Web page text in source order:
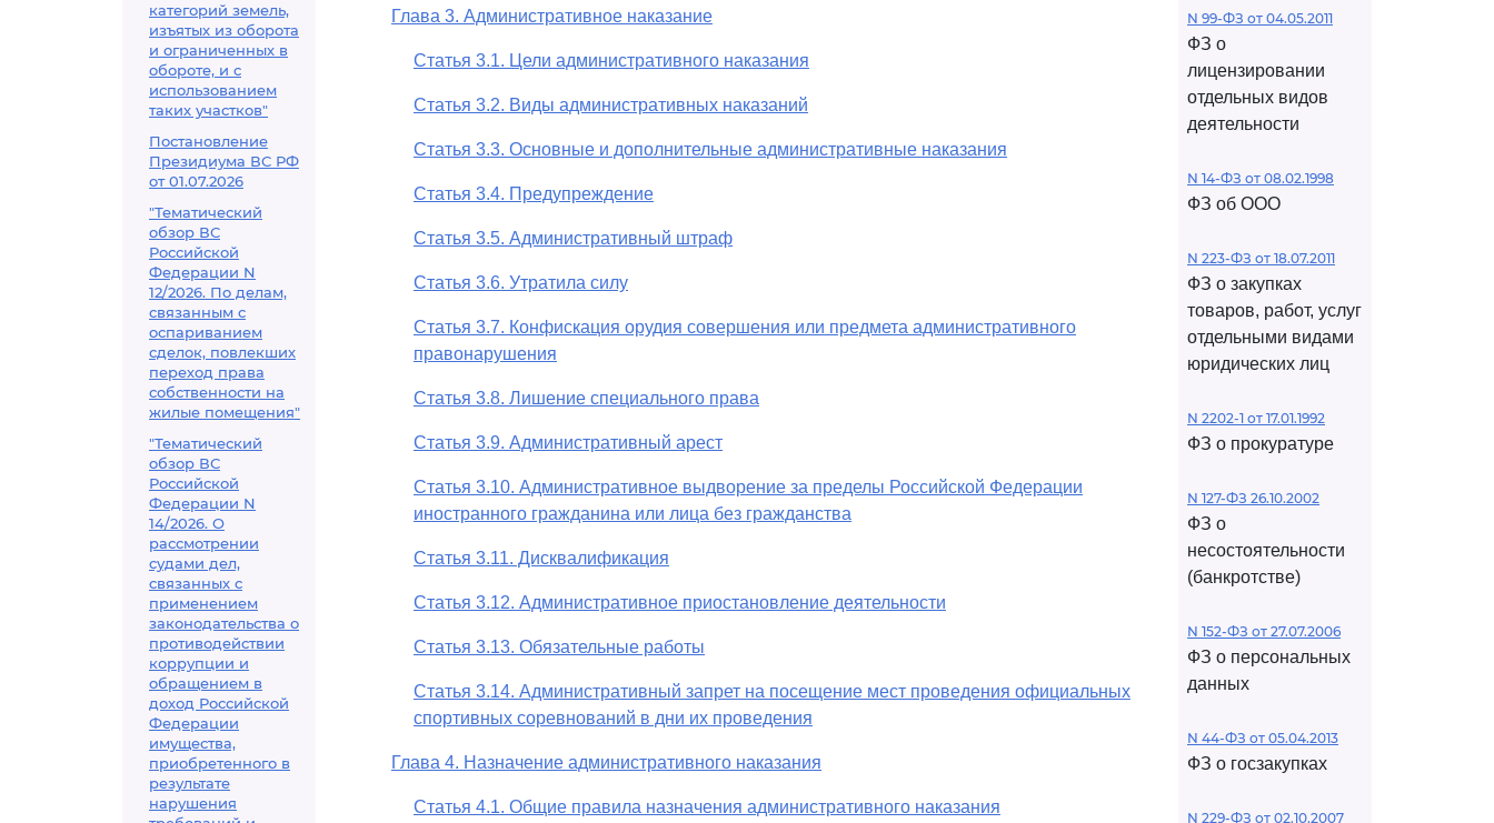
категорий земель,
изъятых из оборота
и ограниченных в
обороте, и с
использованием
таких участков"
Постановление
Президиума ВС РФ
от 01.07.2026
"Тематический
обзор ВС
Российской
Федерации N
12/2026. По делам,
связанным с
оспариванием
сделок, повлекших
переход права
собственности на
жилые помещения"
"Тематический
обзор ВС
Российской
Федерации N
14/2026. О
рассмотрении
судами дел,
связанных с
применением
законодательства о
противодействии
коррупции и
обращением в
доход Российской
Федерации
имущества,
приобретенного в
результате
нарушения
Глава 3. Административное наказание
Статья 3.1. Цели административного наказания
Статья 3.2. Виды административных наказаний
Статья 3.3. Основные и дополнительные административные наказания
Статья 3.4. Предупреждение
Статья 3.5. Административный штраф
Статья 3.6. Утратила силу
Статья 3.7. Конфискация орудия совершения или предмета административного
правонарушения
Статья 3.8. Лишение специального права
Статья 3.9. Административный арест
Статья 3.10. Административное выдворение за пределы Российской Федерации
иностранного гражданина или лица без гражданства
Статья 3.11. Дисквалификация
Статья 3.12. Административное приостановление деятельности
Статья 3.13. Обязательные работы
Статья 3.14. Административный запрет на посещение мест проведения официальных
спортивных соревнований в дни их проведения
Глава 4. Назначение административного наказания
Статья 4.1. Общие правила назначения административного наказания
N 99-ФЗ от 04.05.2011
ФЗ о
лицензировании
отдельных видов
деятельности
N 14-ФЗ от 08.02.1998
ФЗ об ООО
N 223-ФЗ от 18.07.2011
ФЗ о закупках
товаров, работ, услуг
отдельными видами
юридических лиц
N 2202-1 от 17.01.1992
ФЗ о прокуратуре
N 127-ФЗ 26.10.2002
ФЗ о
несостоятельности
(банкротстве)
N 152-ФЗ от 27.07.2006
ФЗ о персональных
данных
N 44-ФЗ от 05.04.2013
ФЗ о госзакупках
N 229-ФЗ от 02.10.2007